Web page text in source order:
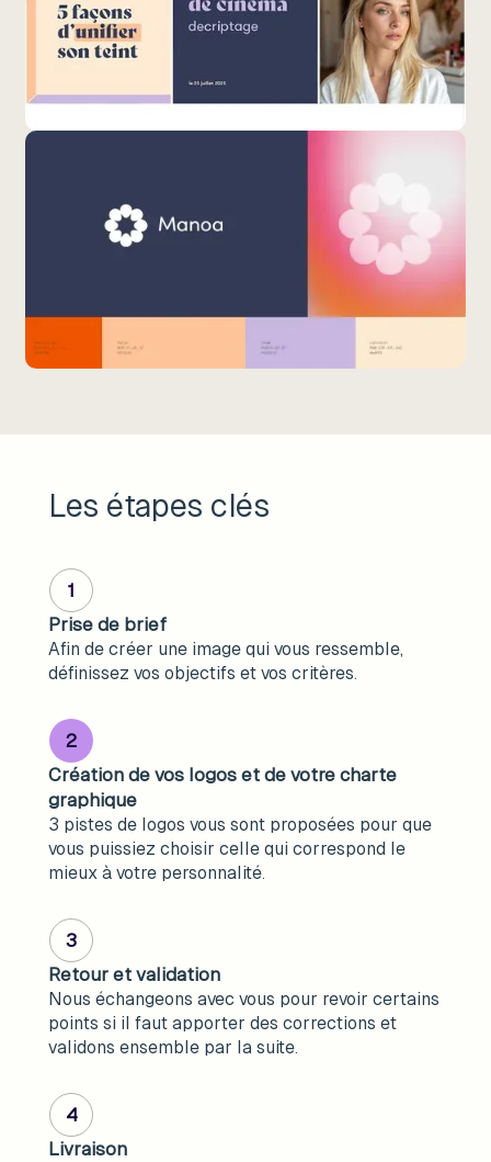
Les étapes clés
1
Prise de brief
Afin de créer une image qui vous ressemble,
définissez vos objectifs et vos critères.
2
Création de vos logos et de votre charte
graphique
3 pistes de logos vous sont proposées pour que
vous puissiez choisir celle qui correspond le
mieux à votre personnalité.
3
Retour et validation
Nous échangeons avec vous pour revoir certains
points si il faut apporter des corrections et
validons ensemble par la suite.
4
Livraison